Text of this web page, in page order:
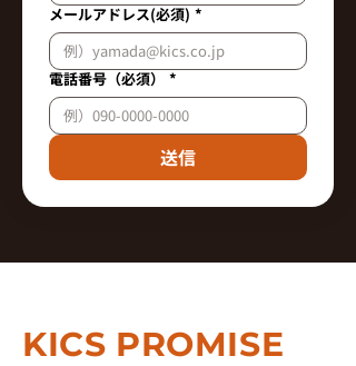
メールアドレス(必須) *
電話番号（必須） *
送信
KICS PROMISE